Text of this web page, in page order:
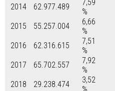
2014
62.977.489
7,59
%
2015
55.257.004
6,66
%
2016
62.316.615
7,51
%
2017
65.702.557
7,92
%
2018
29.238.474
3,52